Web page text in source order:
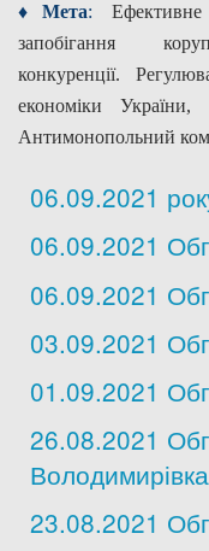
♦Мета:
запобігання
конкуренції.
економіки
Антимонопольний
06.09.2021
06.09.2021
06.09.2021
03.09.2021
01.09.2021
26.08.2021
Володимирівка
23.08.2021